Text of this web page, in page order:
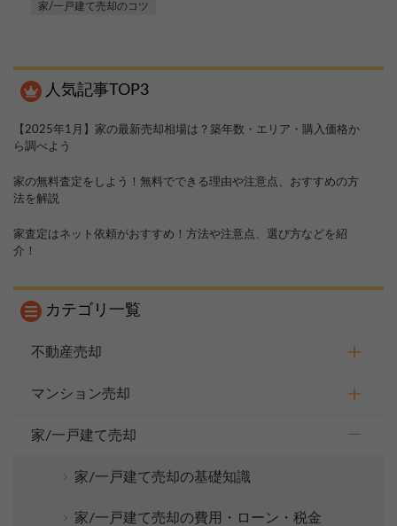
家/一戸建て売却のコツ
人気記事TOP3
【2025年1月】家の最新売却相場は？築年数・エリア・購入価格か
ら調べよう
家の無料査定をしよう！無料でできる理由や注意点、おすすめの方
法を解説
家査定はネット依頼がおすすめ！方法や注意点、選び方などを紹
介！
カテゴリ一覧
不動産売却
マンション売却
家/一戸建て売却
家/一戸建て売却の基礎知識
家/一戸建て売却の費用・ローン・税金